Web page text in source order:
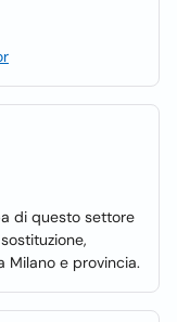
di questo settore
Milano e provincia.